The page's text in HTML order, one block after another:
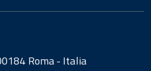
Roma - Italia